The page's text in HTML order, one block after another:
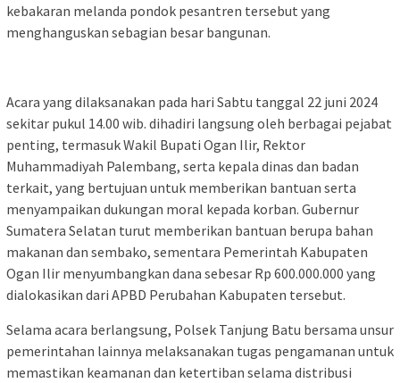
kebakaran melanda pondok pesantren tersebut yang
menghanguskan sebagian besar bangunan.
Acara yang dilaksanakan pada hari Sabtu tanggal 22 juni 2024
sekitar pukul 14.00 wib. dihadiri langsung oleh berbagai pejabat
penting, termasuk Wakil Bupati Ogan Ilir, Rektor
Muhammadiyah Palembang, serta kepala dinas dan badan
terkait, yang bertujuan untuk memberikan bantuan serta
menyampaikan dukungan moral kepada korban. Gubernur
Sumatera Selatan turut memberikan bantuan berupa bahan
makanan dan sembako, sementara Pemerintah Kabupaten
Ogan Ilir menyumbangkan dana sebesar Rp 600.000.000 yang
dialokasikan dari APBD Perubahan Kabupaten tersebut.
Selama acara berlangsung, Polsek Tanjung Batu bersama unsur
pemerintahan lainnya melaksanakan tugas pengamanan untuk
memastikan keamanan dan ketertiban selama distribusi